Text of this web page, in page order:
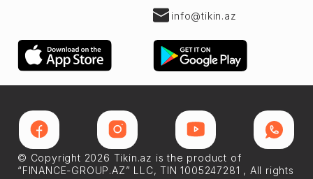
info@tikin.az
© Copyright 2026 Tikin.az is the product of
“FINANCE-GROUP.AZ” LLC, TIN 1005247281 , All rights